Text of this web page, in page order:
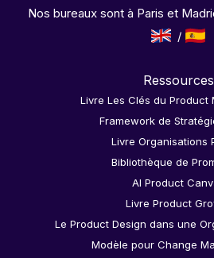
Nos bureaux sont à Paris et
Ressources
Livre Les Clés du Product
Framework de
Livre Organisations
Bibliothèque de
AI Product
Livre Product
Le Product Design dans une
Modèle pour Change